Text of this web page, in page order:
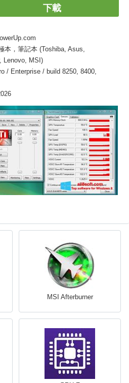
下載
本，筆記本 (Toshiba, Asus,
Lenovo, MSI)
/ Enterprise / build 8250, 8400,
MSI Afterburner